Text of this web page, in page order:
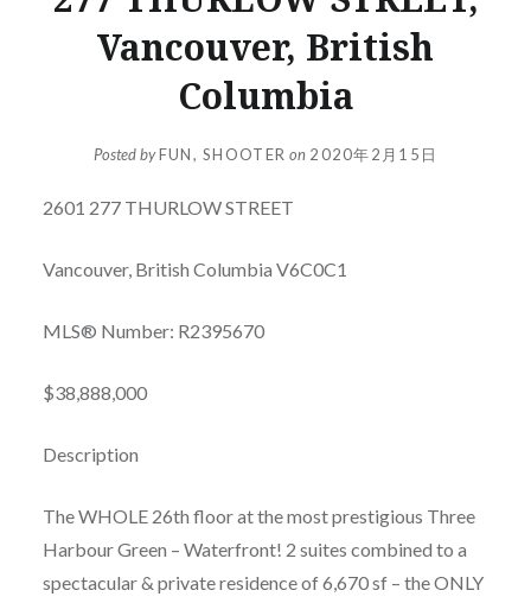
Vancouver, British
Columbia
Posted byFUN, SHOOTER on 2020年2月15日
2601 277 THURLOW STREET
Vancouver, British Columbia V6C0C1
MLS® Number: R2395670
$38,888,000
Description
The WHOLE 26th floor at the most prestigious Three
Harbour Green – Waterfront! 2 suites combined to a
spectacular & private residence of 6,670 sf – the ONLY